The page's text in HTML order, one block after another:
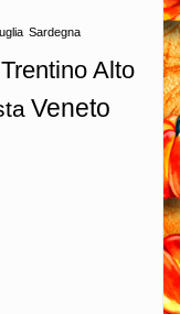
Sardegna
Trentino Alto
Veneto